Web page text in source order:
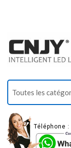
Téléphone :